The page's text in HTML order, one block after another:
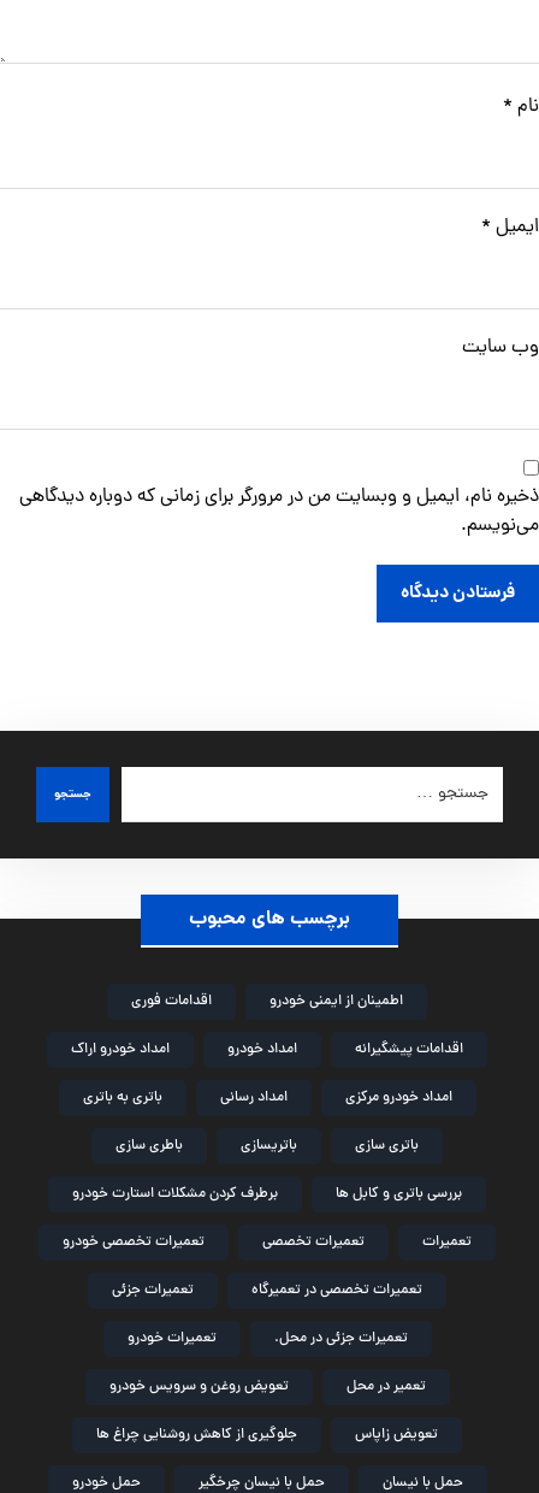
نام *
ایمیل *
وب‌ سایت
ذخیره نام، ایمیل و وبسایت من در مرورگر برای زمانی که دوباره دیدگاهی
می‌نویسم.
فرستادن دیدگاه
جستجو
برچسب های محبوب
اطمینان از ایمنی خودرو اقدامات فوری
اقدامات پیشگیرانه امداد خودرو امداد خودرو اراک
امداد خودرو مرکزی امداد رسانی باتری به باتری
باتری سازی باتریسازی باطری سازی
بررسی باتری و کابل ها برطرف کردن مشکلات استارت خودرو
تعمیرات تعمیرات تخصصی تعمیرات تخصصی خودرو
تعمیرات تخصصی در تعمیرگاه تعمیرات جزئی
تعمیرات جزئی در محل. تعمیرات خودرو
تعمیر در محل تعویض روغن و سرویس خودرو
تعویض زاپاس جلوگیری از کاهش روشنایی چراغ ها
حمل با نیسان حمل با نیسان چرخگیر حمل خودرو